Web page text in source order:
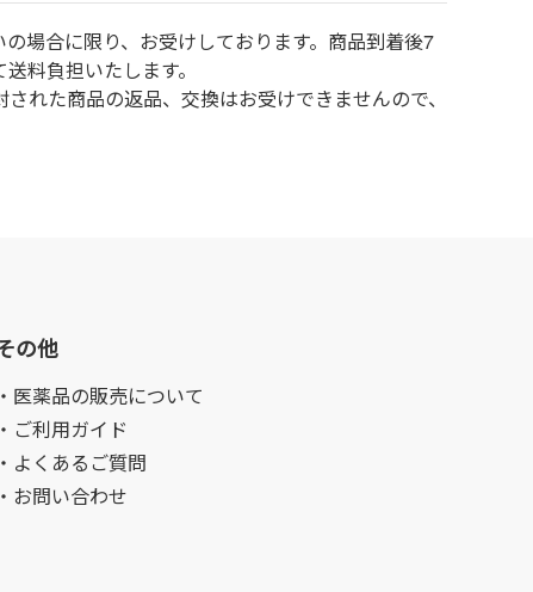
場合に限り、お受けしております。商品到着後7
料負担いたします。
れた商品の返品、交換はお受けできませんので、
の他
・医薬品の販売について
・ご利用ガイド
・よくあるご質問
・お問い合わせ